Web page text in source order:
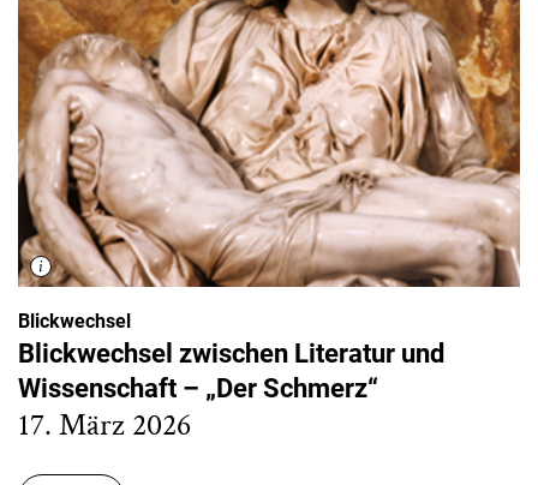
Blickwechsel
Blickwechsel zwischen Literatur und
Wissenschaft – „Der Schmerz“
17. März 2026